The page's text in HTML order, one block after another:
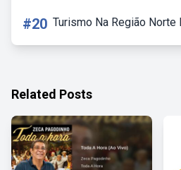
#20 Turismo Na Região Norte
Related Posts